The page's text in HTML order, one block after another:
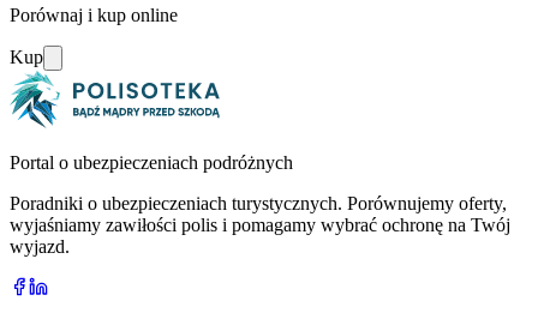
Porównaj i kup online
Kup
Portal o ubezpieczeniach podróżnych
Poradniki o ubezpieczeniach turystycznych. Porównujemy oferty,
wyjaśniamy zawiłości polis i pomagamy wybrać ochronę na Twój
wyjazd.